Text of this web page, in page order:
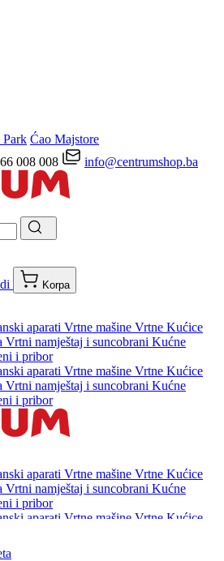
Park Ćao Majstore
008 008 info@centrumshop.ba
Korpa
aparati Vrtne mašine Vrtne Kućice
Vrtni namještaj i suncobrani Kućne
i pribor
aparati Vrtne mašine Vrtne Kućice
Vrtni namještaj i suncobrani Kućne
i pribor
aparati Vrtne mašine Vrtne Kućice
Vrtni namještaj i suncobrani Kućne
i pribor
aparati Vrtne mašine Vrtne Kućice
i pribor